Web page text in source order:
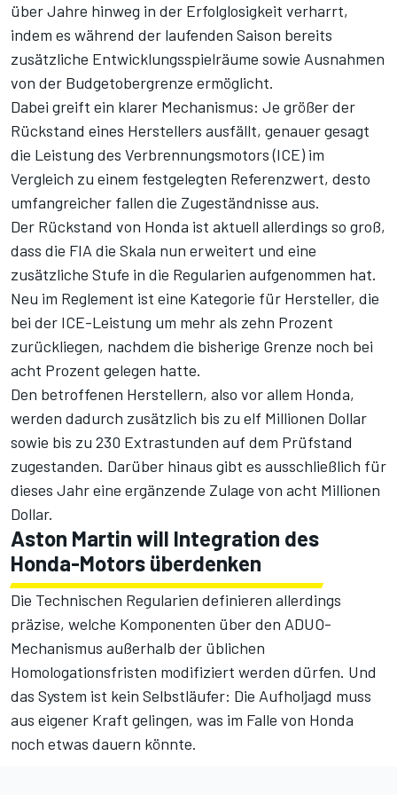
über Jahre hinweg in der Erfolglosigkeit verharrt,
indem es während der laufenden Saison bereits
zusätzliche Entwicklungsspielräume sowie Ausnahmen
von der Budgetobergrenze ermöglicht.
Dabei greift ein klarer Mechanismus: Je größer der
Rückstand eines Herstellers ausfällt, genauer gesagt
die Leistung des Verbrennungsmotors (ICE) im
Vergleich zu einem festgelegten Referenzwert, desto
umfangreicher fallen die Zugeständnisse aus.
Der Rückstand von Honda ist aktuell allerdings so groß,
dass die FIA die Skala nun erweitert und eine
zusätzliche Stufe in die Regularien aufgenommen hat.
Neu im Reglement ist eine Kategorie für Hersteller, die
bei der ICE-Leistung um mehr als zehn Prozent
zurückliegen, nachdem die bisherige Grenze noch bei
acht Prozent gelegen hatte.
Den betroffenen Herstellern, also vor allem Honda,
werden dadurch zusätzlich bis zu elf Millionen Dollar
sowie bis zu 230 Extrastunden auf dem Prüfstand
zugestanden. Darüber hinaus gibt es ausschließlich für
dieses Jahr eine ergänzende Zulage von acht Millionen
Dollar.
Aston Martin will Integration des
Honda-Motors überdenken
Die Technischen Regularien definieren allerdings
präzise, welche Komponenten über den ADUO-
Mechanismus außerhalb der üblichen
Homologationsfristen modifiziert werden dürfen. Und
das System ist kein Selbstläufer: Die Aufholjagd muss
aus eigener Kraft gelingen, was im Falle von Honda
noch etwas dauern könnte.